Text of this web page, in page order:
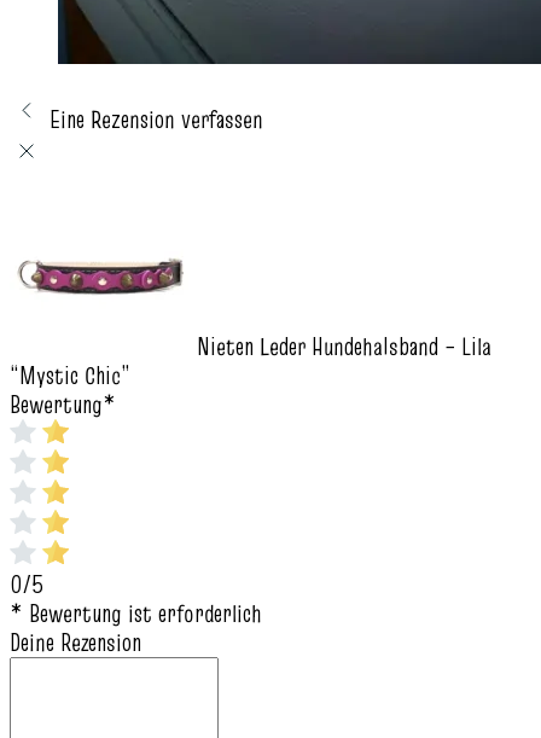
Eine Rezension verfassen
Nieten Leder Hundehalsband – Lila
“Mystic Chic”
Bewertung*
0/5
* Bewertung ist erforderlich
Deine Rezension